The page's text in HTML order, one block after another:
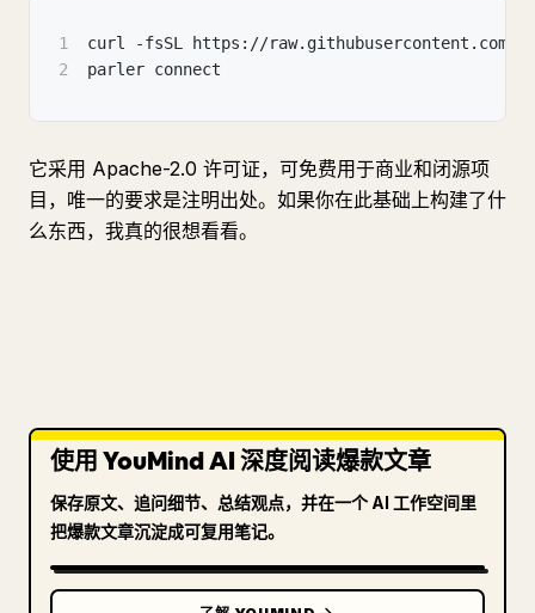
1
curl -fsSL https://
2
parler connect
它采用 Apache-2.0 许可证，可免费用于商业和闭源项
目，唯一的要求是注明出处。如果你在此基础上构建了什
么东西，我真的很想看看。
使用 YouMind AI 深度阅读爆款文章
保存原文、追问细节、总结观点，并在一个 AI 工作空间里
把爆款文章沉淀成可复用笔记。